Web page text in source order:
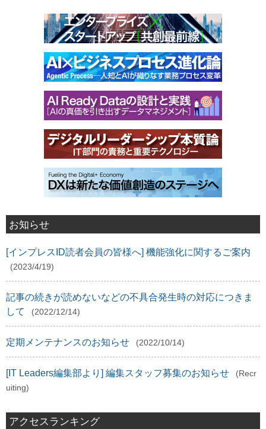
お知らせ
[インプレスID読者会員の皆様へ] 機能強化に関するご案内
(2023/4/19)
記事の続きが読めないなどの不具合発生時の対応につきま
して
(2022/12/14)
定期メンテナンスのお知らせ (2022/10/14)
[IT Leaders編集部より] 編集スタッフ募集のお知らせ
(Recr
uiting)
アクセスランキング